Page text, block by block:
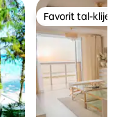
Favorit tal-klijenti
Favorit tal-klijenti